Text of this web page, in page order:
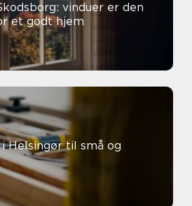
vinduer er den
et godt hjem
Helsingør til små og